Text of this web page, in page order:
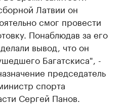
Латвии он
смог провести
Понаблюдав за его
вывод, что он
Багатскиса", -
председатель
спорта
Сергей Панов.